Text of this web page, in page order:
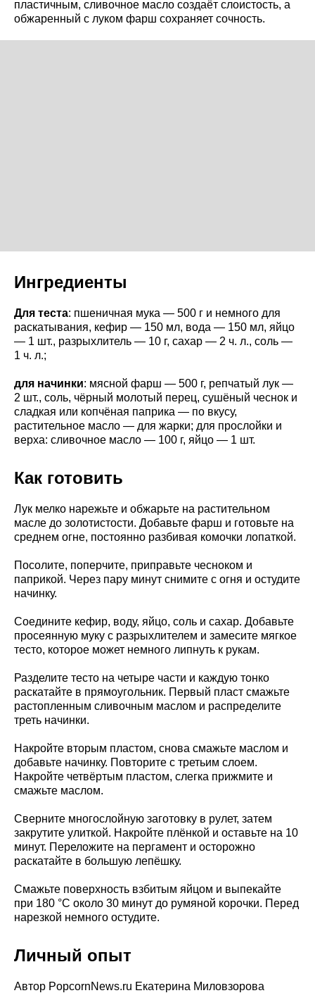
пластичным, сливочное масло создаёт слоистость, а
обжаренный с луком фарш сохраняет сочность.
Ингредиенты
Для теста: пшеничная мука — 500 г и немного для
раскатывания, кефир — 150 мл, вода — 150 мл, яйцо
— 1 шт., разрыхлитель — 10 г, сахар — 2 ч. л., соль —
1 ч. л.;
для начинки: мясной фарш — 500 г, репчатый лук —
2 шт., соль, чёрный молотый перец, сушёный чеснок и
сладкая или копчёная паприка — по вкусу,
растительное масло — для жарки; для прослойки и
верха: сливочное масло — 100 г, яйцо — 1 шт.
Как готовить
Лук мелко нарежьте и обжарьте на растительном
масле до золотистости. Добавьте фарш и готовьте на
среднем огне, постоянно разбивая комочки лопаткой.
Посолите, поперчите, приправьте чесноком и
паприкой. Через пару минут снимите с огня и остудите
начинку.
Соедините кефир, воду, яйцо, соль и сахар. Добавьте
просеянную муку с разрыхлителем и замесите мягкое
тесто, которое может немного липнуть к рукам.
Разделите тесто на четыре части и каждую тонко
раскатайте в прямоугольник. Первый пласт смажьте
растопленным сливочным маслом и распределите
треть начинки.
Накройте вторым пластом, снова смажьте маслом и
добавьте начинку. Повторите с третьим слоем.
Накройте четвёртым пластом, слегка прижмите и
смажьте маслом.
Сверните многослойную заготовку в рулет, затем
закрутите улиткой. Накройте плёнкой и оставьте на 10
минут. Переложите на пергамент и осторожно
раскатайте в большую лепёшку.
Смажьте поверхность взбитым яйцом и выпекайте
при 180 °C около 30 минут до румяной корочки. Перед
нарезкой немного остудите.
Личный опыт
Автор PopcornNews.ru Екатерина Миловзорова